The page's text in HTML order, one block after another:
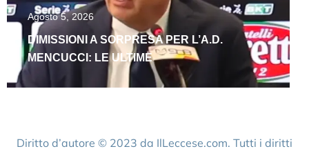
Agosto 5, 2026
DIMISSIONI A SORPRESA PER L’A.D.
MENCUCCI: LE ULTIME
Diritto d’autore © 2023 da IlLeccese.com. Tutti i diritti